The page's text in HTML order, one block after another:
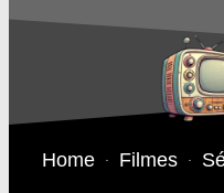
Home Filmes